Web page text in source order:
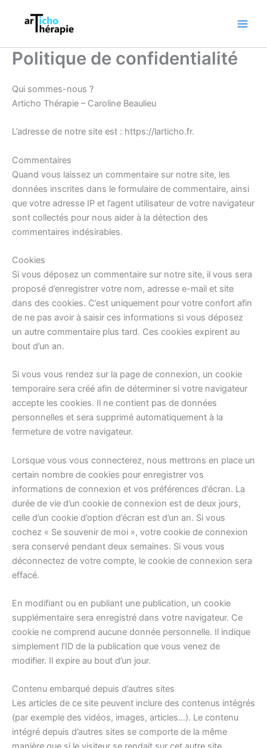
Politique de confidentialité
Qui sommes-nous ?
Articho Thérapie – Caroline Beaulieu
L’adresse de notre site est : https://larticho.fr.
Commentaires
Quand vous laissez un commentaire sur notre site, les
données inscrites dans le formulaire de commentaire, ainsi
que votre adresse IP et l’agent utilisateur de votre navigateur
sont collectés pour nous aider à la détection des
commentaires indésirables.
Cookies
Si vous déposez un commentaire sur notre site, il vous sera
proposé d’enregistrer votre nom, adresse e-mail et site
dans des cookies. C’est uniquement pour votre confort afin
de ne pas avoir à saisir ces informations si vous déposez
un autre commentaire plus tard. Ces cookies expirent au
bout d’un an.
Si vous vous rendez sur la page de connexion, un cookie
temporaire sera créé afin de déterminer si votre navigateur
accepte les cookies. Il ne contient pas de données
personnelles et sera supprimé automatiquement à la
fermeture de votre navigateur.
Lorsque vous vous connecterez, nous mettrons en place un
certain nombre de cookies pour enregistrer vos
informations de connexion et vos préférences d’écran. La
durée de vie d’un cookie de connexion est de deux jours,
celle d’un cookie d’option d’écran est d’un an. Si vous
cochez « Se souvenir de moi », votre cookie de connexion
sera conservé pendant deux semaines. Si vous vous
déconnectez de votre compte, le cookie de connexion sera
effacé.
En modifiant ou en publiant une publication, un cookie
supplémentaire sera enregistré dans votre navigateur. Ce
cookie ne comprend aucune donnée personnelle. Il indique
simplement l’ID de la publication que vous venez de
modifier. Il expire au bout d’un jour.
Contenu embarqué depuis d’autres sites
Les articles de ce site peuvent inclure des contenus intégrés
(par exemple des vidéos, images, articles…). Le contenu
intégré depuis d’autres sites se comporte de la même